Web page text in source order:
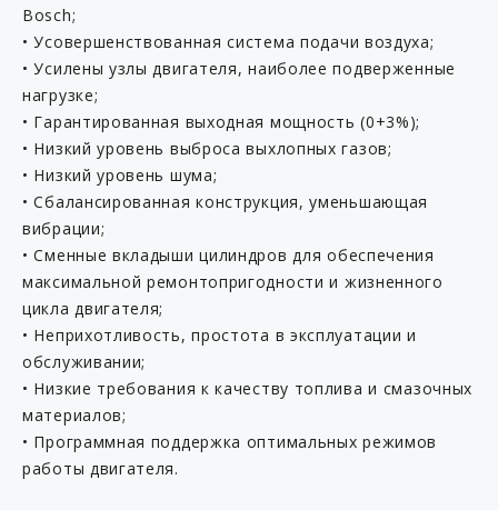
Bosch;
• Усовершенствованная система подачи воздуха;
• Усилены узлы двигателя, наиболее подверженные
нагрузке;
• Гарантированная выходная мощность (0+3%);
• Низкий уровень выброса выхлопных газов;
• Низкий уровень шума;
• Сбалансированная конструкция, уменьшающая
вибрации;
• Сменные вкладыши цилиндров для обеспечения
максимальной ремонтопригодности и жизненного
цикла двигателя;
• Неприхотливость, простота в эксплуатации и
обслуживании;
• Низкие требования к качеству топлива и смазочных
материалов;
• Программная поддержка оптимальных режимов
работы двигателя.